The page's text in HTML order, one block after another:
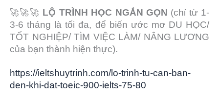
🚀🚀🚀 LỘ TRÌNH HỌC NGẮN GỌN (chỉ từ 1-
3-6 tháng là tối đa, để biến ước mơ DU HỌC/
TỐT NGHIỆP/ TÌM VIỆC LÀM/ NÂNG LƯƠNG
của bạn thành hiện thực).
https://ieltshuytrinh.com/lo-trinh-tu-can-ban-
den-khi-dat-toeic-900-ielts-75-80